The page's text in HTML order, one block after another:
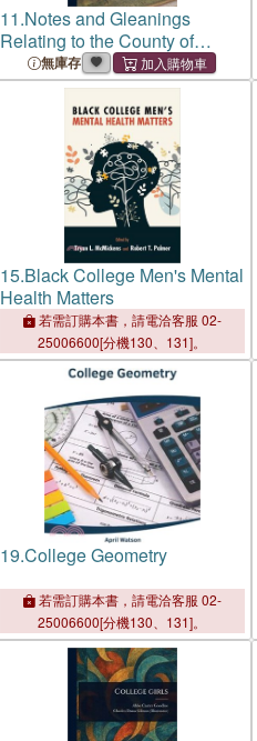
11.Notes and Gleanings
Relating to the County of
Wexford
無庫存
15.Black College Men's Mental
Health Matters
若需訂購本書，請電洽客服 02-
25006600[分機130、131]。
19.College Geometry
若需訂購本書，請電洽客服 02-
25006600[分機130、131]。